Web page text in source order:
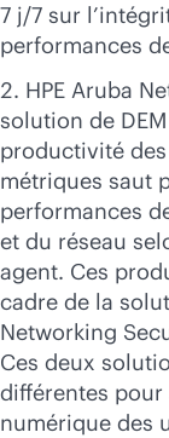
7 j/7 sur
performances
HPE Aruba
solution de
productivité
métriques saut
performances
et du réseau
agent. Ces
cadre de la
Networking
Ces deux
différentes pour
numérique des